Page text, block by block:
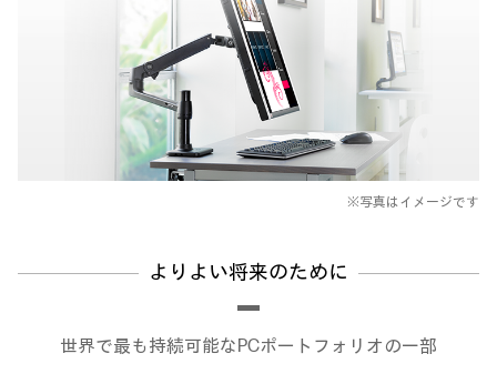
※写真はイメージです
よりよい将来のために
世界で最も持続可能なPCポートフォリオの一部